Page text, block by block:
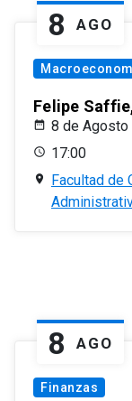
8 AGO
Felipe
8 de Agosto
17:00
Facultad de
8 AGO
Finanzas